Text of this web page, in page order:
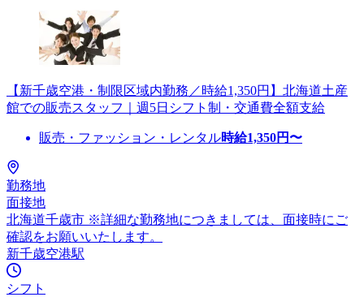
【新千歳空港・制限区域内勤務／時給1,350円】北海道土産
館での販売スタッフ｜週5日シフト制・交通費全額支給
販売・ファッション・レンタル時給1,350円〜
勤務地
面接地
北海道千歳市 ※詳細な勤務地につきましては、面接時にご
確認をお願いいたします。
新千歳空港駅
シフト